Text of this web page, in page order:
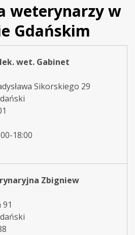
weterynarzy w
Gdańskim
wet. Gabinet
Sikorskiego 29
18:00
Zbigniew